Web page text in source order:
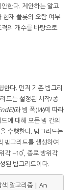
한다. 제안하는 알고
현재 플롯의 오탐 여부
의 개수를 바탕으로
한다. 먼저 기존 빔그리
드는 설정된 시작/종
)과 빔 폭(W)에 따라
에 대해 모든 빔 간의
수행한다. 빔그리드는
빔그리드를 생성하여
각 −10°, 종료 방위각
된 빔그리드이다.
색 알고리즘 | An